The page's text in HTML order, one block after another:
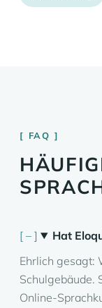
FAQ
Hat
Ehrlich gesagt:
Schulgebäude.
Online-